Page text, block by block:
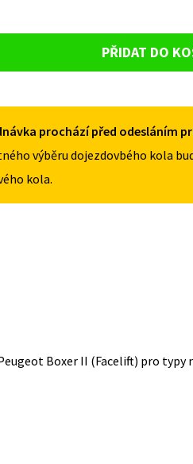
PŘIDAT DO
prochází před odesláním
výběru dojezdovbého kola
kola.
Boxer II (Facelift) pro typy